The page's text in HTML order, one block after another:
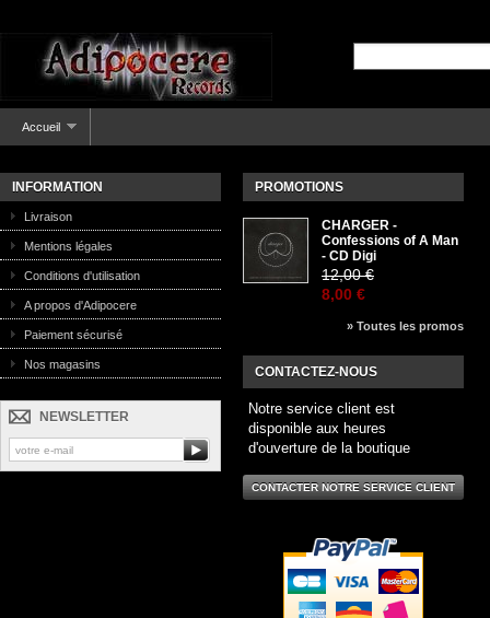
Accueil
INFORMATION
Livraison
Mentions légales
Conditions d'utilisation
A propos d'Adipocere
Paiement sécurisé
Nos magasins
NEWSLETTER
PROMOTIONS
CHARGER -
Confessions of A Man
- CD Digi
12,00 €
8,00 €
» Toutes les promos
CONTACTEZ-NOUS
Notre service client est
disponible aux heures
d'ouverture de la boutique
CONTACTER NOTRE SERVICE CLIENT